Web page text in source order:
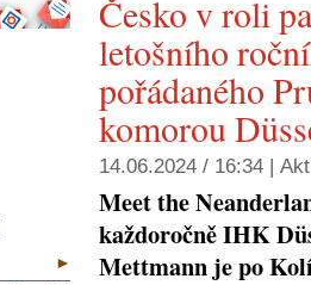
Česko v roli
letošního
pořádaného
komorou
14.06.2024 / 16:34 |
Meet the
každoročně IHK
Mettmann je po
►